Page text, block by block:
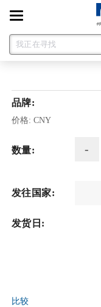
Toggle
navigation
品牌:
价格: CNY
数量:
发往国家:
发货日:
比较